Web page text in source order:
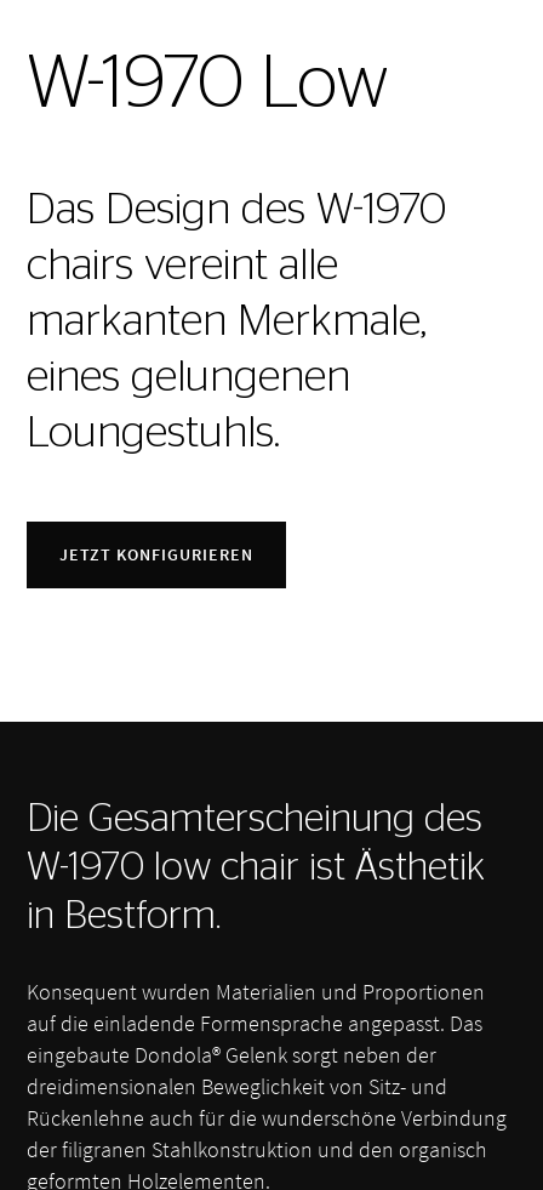
W-1970 Low
Das Design des W-1970
chairs vereint alle
markanten Merkmale,
eines gelungenen
Loungestuhls.
JETZT KONFIGURIEREN
Die Gesamterscheinung des
W-1970 low chair ist Ästhetik
in Bestform.
Konsequent wurden Materialien und Proportionen
auf die einladende Formensprache angepasst. Das
eingebaute Dondola® Gelenk sorgt neben der
dreidimensionalen Beweglichkeit von Sitz- und
Rückenlehne auch für die wunderschöne Verbindung
der filigranen Stahlkonstruktion und den organisch
geformten Holzelementen.